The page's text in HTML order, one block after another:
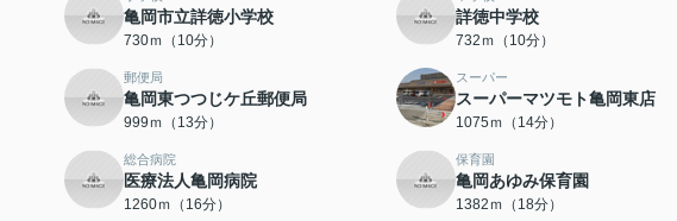
亀岡市立詳徳小学校
730ｍ（10分）
詳徳中学校
732ｍ（10分）
郵便局
亀岡東つつじケ丘郵便局
999ｍ（13分）
スーパー
スーパーマツモト亀岡東店
1075ｍ（14分）
総合病院
医療法人亀岡病院
1260ｍ（16分）
保育園
亀岡あゆみ保育園
1382ｍ（18分）